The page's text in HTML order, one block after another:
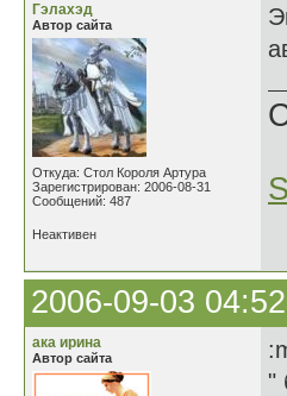
Гэлахэд
Автор сайта
Откуда: Стол Короля Артура
Зарегистрирован: 2006-08-31
Сообщений: 487
Неактивен
2006-09-03
ака ирина
Автор сайта
"